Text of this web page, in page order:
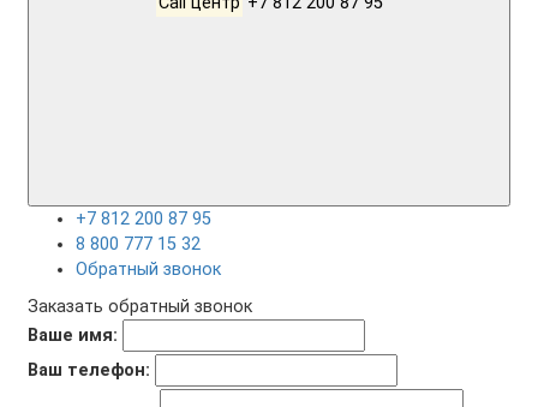
+7 812 200 87 95
8 800 777 15 32
Обратный звонок
Заказать обратный звонок
Ваше имя:
Ваш телефон: